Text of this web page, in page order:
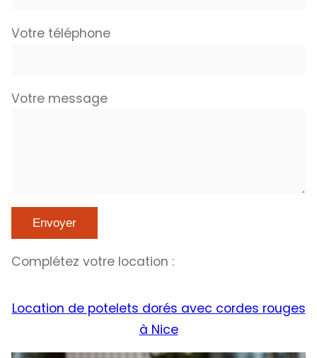
Votre téléphone
Votre message
Complétez votre location :
Location de potelets dorés avec cordes rouges
à Nice